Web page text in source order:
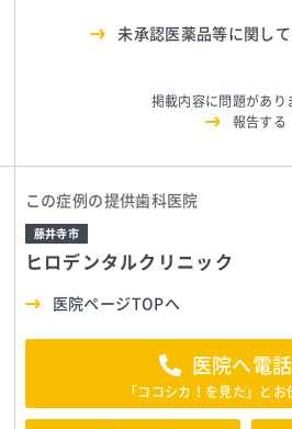
未承認医薬品等に関し
掲載内容に問題があり
報告する
この症例の提供歯科医院
ヒロデンタルクリニック
藤井寺市
医院ページTOPへ
医院へ電
「ココシカ！を見た」とお